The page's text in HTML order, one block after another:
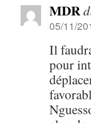
MDR
05/11/
Il
pour